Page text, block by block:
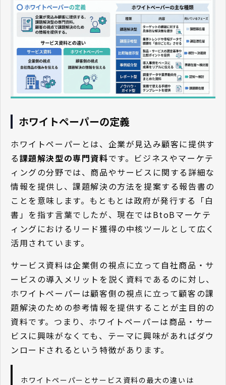
ホワイトペーパーの定義
ホワイトペーパーとは、企業が見込み顧客に提供す
る課題解決型の専門資料です。ビジネスやマーケテ
ィングの分野では、商品やサービスに関する詳細な
情報を提供し、課題解決の方法を提案する報告書の
ことを意味します。もともとは政府が発行する「白
書」を指す言葉でしたが、現在ではBtoBマーケテ
ィングにおけるリード獲得の中核ツールとして広く
活用されています。
サービス資料は企業側の視点に立って自社商品・サ
ービスの導入メリットを説く資料であるのに対し、
ホワイトペーパーは顧客側の視点に立って顧客の課
題解決のための参考情報を提供することが主目的の
資料です。つまり、ホワイトペーパーは商品・サー
ビスに興味がなくても、テーマに興味があればダウ
ンロードされるという特徴があります。
ホワイトペーパーとサービス資料の最大の違いは